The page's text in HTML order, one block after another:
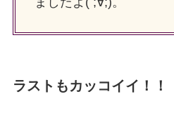
ラストもカッコイイ！！